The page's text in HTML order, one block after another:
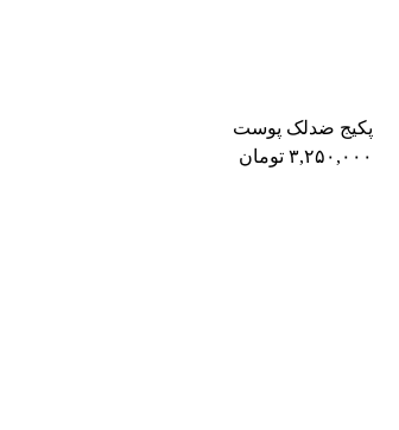
پکیج ضدلک پوست
۳,۲۵۰,۰۰۰ تومان